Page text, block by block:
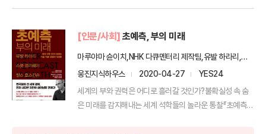
[인문/사회] 초예측, 부의 미래
마루야마 슌이치,NHK 다큐멘터리 제작팀,유발 하라리,스콧 갤러웨이,찰스 호스킨슨장 티롤,마르쿠스 가브리엘 저/
웅진지식하우스
2020-04-27
YES24
세계의 부와 권력은 어디로 흘러갈 것인가?불확실성 속 숨
은 미래를 감지해내는 세계 석학들의 놀라운 통찰『초예측,